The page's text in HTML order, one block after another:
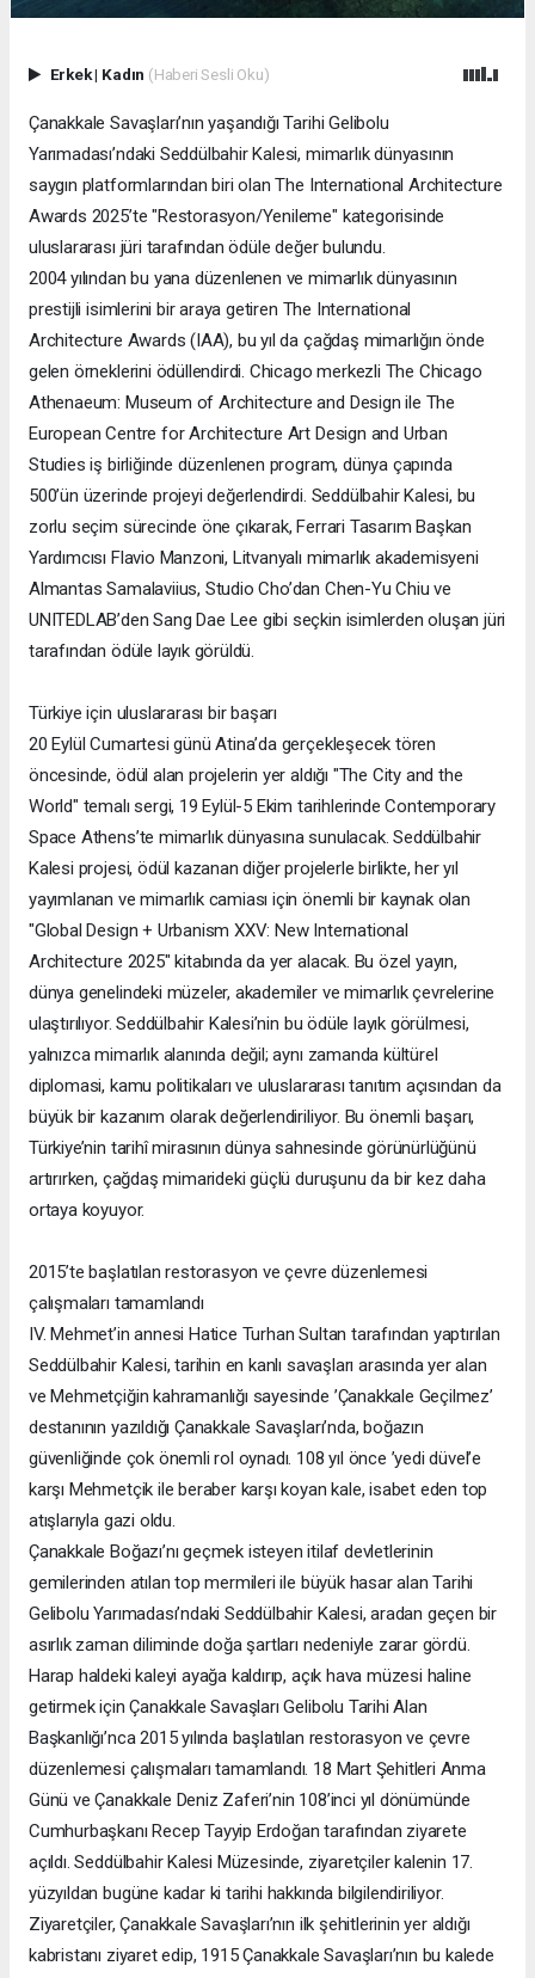
Erkek| Kadın (Haberi Sesli Oku)
Çanakkale Savaşları’nın yaşandığı Tarihi Gelibolu
Yarımadası’ndaki Seddülbahir Kalesi, mimarlık dünyasının
saygın platformlarından biri olan The International Architecture
Awards 2025’te "Restorasyon/Yenileme" kategorisinde
uluslararası jüri tarafından ödüle değer bulundu.
2004 yılından bu yana düzenlenen ve mimarlık dünyasının
prestijli isimlerini bir araya getiren The International
Architecture Awards (IAA), bu yıl da çağdaş mimarlığın önde
gelen örneklerini ödüllendirdi. Chicago merkezli The Chicago
Athenaeum: Museum of Architecture and Design ile The
European Centre for Architecture Art Design and Urban
Studies iş birliğinde düzenlenen program, dünya çapında
500’ün üzerinde projeyi değerlendirdi. Seddülbahir Kalesi, bu
zorlu seçim sürecinde öne çıkarak, Ferrari Tasarım Başkan
Yardımcısı Flavio Manzoni, Litvanyalı mimarlık akademisyeni
Almantas Samalaviius, Studio Cho’dan Chen-Yu Chiu ve
UNITEDLAB’den Sang Dae Lee gibi seçkin isimlerden oluşan jüri
tarafından ödüle layık görüldü.
Türkiye için uluslararası bir başarı
20 Eylül Cumartesi günü Atina’da gerçekleşecek tören
öncesinde, ödül alan projelerin yer aldığı "The City and the
World" temalı sergi, 19 Eylül-5 Ekim tarihlerinde Contemporary
Space Athens’te mimarlık dünyasına sunulacak. Seddülbahir
Kalesi projesi, ödül kazanan diğer projelerle birlikte, her yıl
yayımlanan ve mimarlık camiası için önemli bir kaynak olan
"Global Design + Urbanism XXV: New International
Architecture 2025" kitabında da yer alacak. Bu özel yayın,
dünya genelindeki müzeler, akademiler ve mimarlık çevrelerine
ulaştırılıyor. Seddülbahir Kalesi’nin bu ödüle layık görülmesi,
yalnızca mimarlık alanında değil; aynı zamanda kültürel
diplomasi, kamu politikaları ve uluslararası tanıtım açısından da
büyük bir kazanım olarak değerlendiriliyor. Bu önemli başarı,
Türkiye’nin tarihî mirasının dünya sahnesinde görünürlüğünü
artırırken, çağdaş mimarideki güçlü duruşunu da bir kez daha
ortaya koyuyor.
2015’te başlatılan restorasyon ve çevre düzenlemesi
çalışmaları tamamlandı
IV. Mehmet’in annesi Hatice Turhan Sultan tarafından yaptırılan
Seddülbahir Kalesi, tarihin en kanlı savaşları arasında yer alan
ve Mehmetçiğin kahramanlığı sayesinde ’Çanakkale Geçilmez’
destanının yazıldığı Çanakkale Savaşları’nda, boğazın
güvenliğinde çok önemli rol oynadı. 108 yıl önce ’yedi düvel’e
karşı Mehmetçik ile beraber karşı koyan kale, isabet eden top
atışlarıyla gazi oldu.
Çanakkale Boğazı’nı geçmek isteyen itilaf devletlerinin
gemilerinden atılan top mermileri ile büyük hasar alan Tarihi
Gelibolu Yarımadası’ndaki Seddülbahir Kalesi, aradan geçen bir
asırlık zaman diliminde doğa şartları nedeniyle zarar gördü.
Harap haldeki kaleyi ayağa kaldırıp, açık hava müzesi haline
getirmek için Çanakkale Savaşları Gelibolu Tarihi Alan
Başkanlığı’nca 2015 yılında başlatılan restorasyon ve çevre
düzenlemesi çalışmaları tamamlandı. 18 Mart Şehitleri Anma
Günü ve Çanakkale Deniz Zaferi’nin 108’inci yıl dönümünde
Cumhurbaşkanı Recep Tayyip Erdoğan tarafından ziyarete
açıldı. Seddülbahir Kalesi Müzesinde, ziyaretçiler kalenin 17.
yüzyıldan bugüne kadar ki tarihi hakkında bilgilendiriliyor.
Ziyaretçiler, Çanakkale Savaşları’nın ilk şehitlerinin yer aldığı
kabristanı ziyaret edip, 1915 Çanakkale Savaşları’nın bu kalede